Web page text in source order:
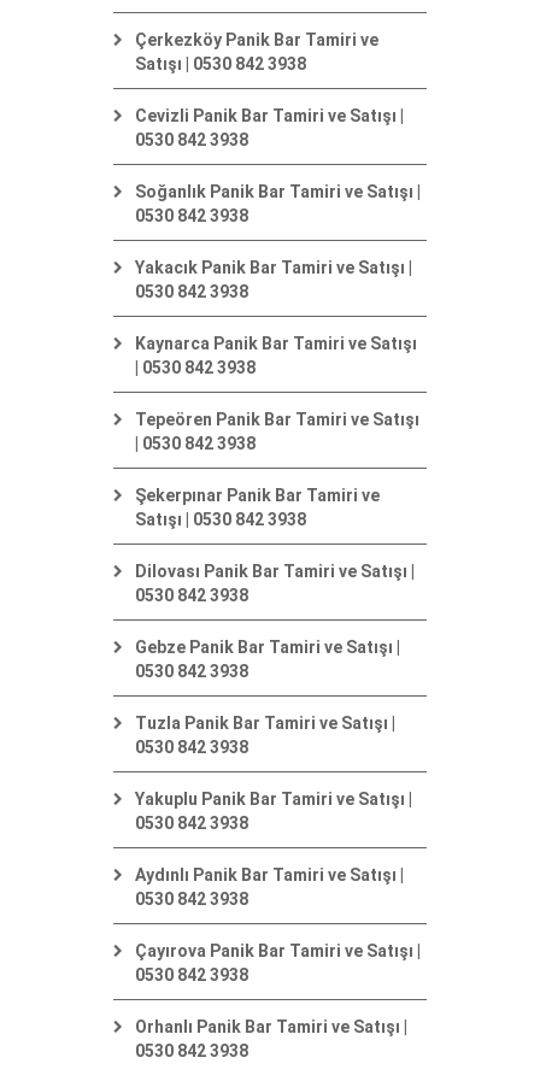
Çerkezköy Panik Bar Tamiri ve
Satışı | 0530 842 3938
Cevizli Panik Bar Tamiri ve Satışı |
0530 842 3938
Soğanlık Panik Bar Tamiri ve Satışı |
0530 842 3938
Yakacık Panik Bar Tamiri ve Satışı |
0530 842 3938
Kaynarca Panik Bar Tamiri ve Satışı
| 0530 842 3938
Tepeören Panik Bar Tamiri ve Satışı
| 0530 842 3938
Şekerpınar Panik Bar Tamiri ve
Satışı | 0530 842 3938
Dilovası Panik Bar Tamiri ve Satışı |
0530 842 3938
Gebze Panik Bar Tamiri ve Satışı |
0530 842 3938
Tuzla Panik Bar Tamiri ve Satışı |
0530 842 3938
Yakuplu Panik Bar Tamiri ve Satışı |
0530 842 3938
Aydınlı Panik Bar Tamiri ve Satışı |
0530 842 3938
Çayırova Panik Bar Tamiri ve Satışı |
0530 842 3938
Orhanlı Panik Bar Tamiri ve Satışı |
0530 842 3938